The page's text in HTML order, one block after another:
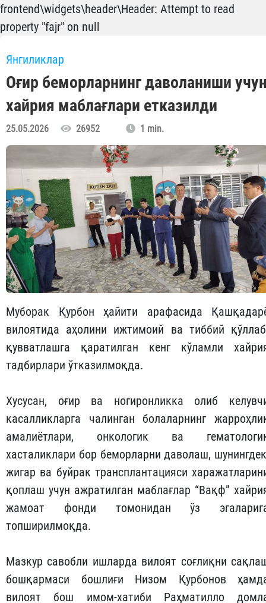
frontend\widgets\header\Header: Attempt to read
property "fajr" on null
Янгиликлар
Оғир беморларнинг даволаниши
хайрия маблағлари етказилди
25.05.2026 26952 1 min.
Муборак Қурбон ҳайити арафасида
вилоятида аҳолини ижтимоий ва тиббий
қувватлашга қаратилган кенг кўламли
тадбирлари ўтказилмоқда.
Хусусан, оғир ва ногиронликка олиб
касалликларга чалинган болаларнинг
амалиётлари, онкологик ва
хасталиклари бор беморларни даволаш,
жигар ва буйрак трансплантацияси
қоплаш учун ажратилган маблағлар “Вақф”
жамоат фонди томонидан ўз
топширилмоқда.
Мазкур савобли ишларда вилоят соғлиқни
бошқармаси бошлиғи Низом Қурбонов
вилоят бош имом-хатиби Раҳматилло